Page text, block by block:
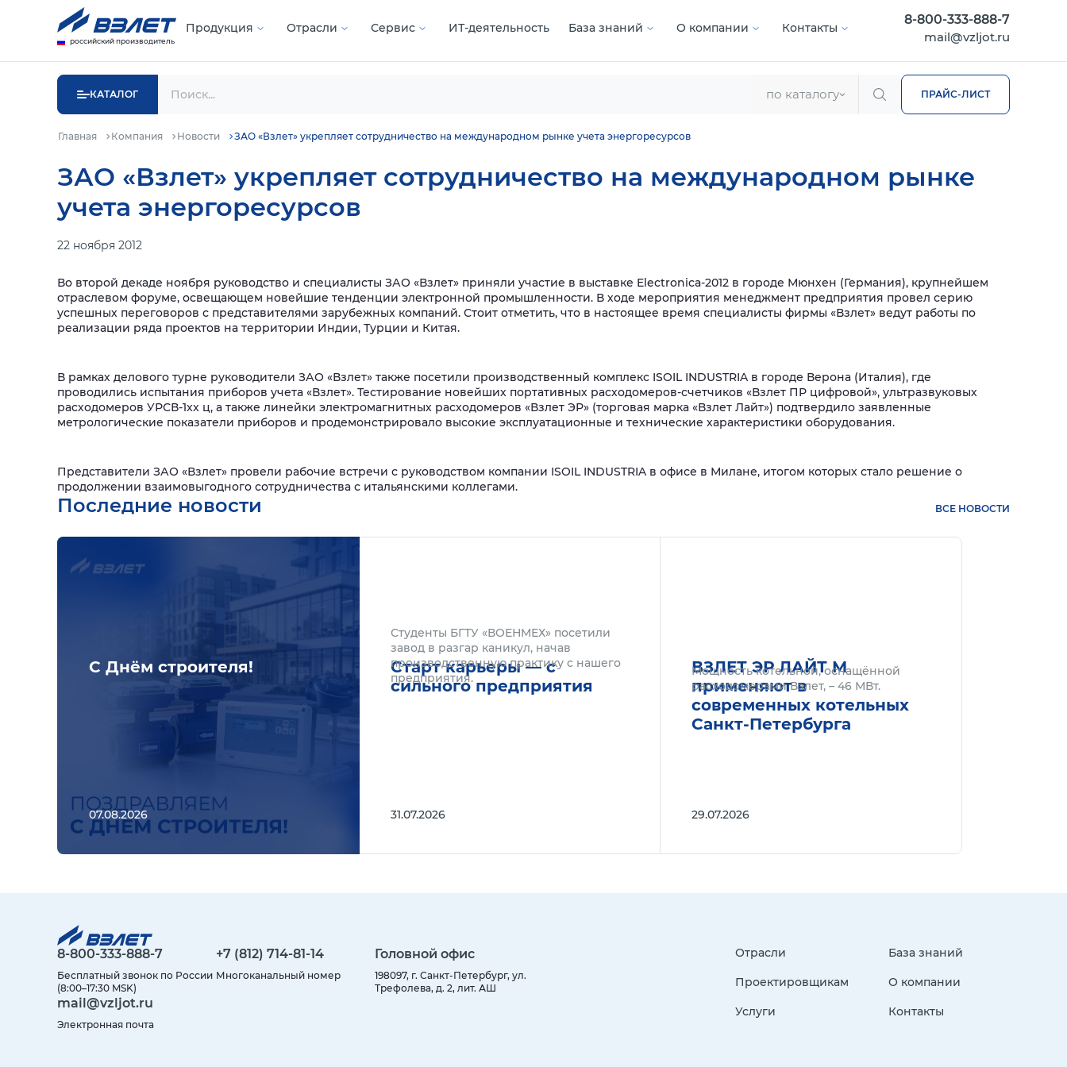
российский производитель
Продукция Отрасли Сервис ИТ-деятельность База знаний О компании Контакты
8-800-333-888-7
mail@vzljot.ru
КАТАЛОГ по каталогу ПРАЙС-ЛИСТ
Главная Компания Новости ЗАО «Взлет» укрепляет сотрудничество на международном рынке учета энергоресурсов
ЗАО «Взлет» укрепляет сотрудничество на международном рынке
учета энергоресурсов
22 ноября 2012
Во второй декаде ноября руководство и специалисты ЗАО «Взлет» приняли участие в выставке Electronica-2012 в городе Мюнхен (Германия), крупнейшем
отраслевом форуме, освещающем новейшие тенденции электронной промышленности. В ходе мероприятия менеджмент предприятия провел серию
успешных переговоров с представителями зарубежных компаний. Стоит отметить, что в настоящее время специалисты фирмы «Взлет» ведут работы по
реализации ряда проектов на территории Индии, Турции и Китая.
В рамках делового турне руководители ЗАО «Взлет» также посетили производственный комплекс ISOIL INDUSTRIA в городе Верона (Италия), где
проводились испытания приборов учета «Взлет». Тестирование новейших портативных расходомеров-счетчиков «Взлет ПР цифровой», ультразвуковых
расходомеров УРСВ-1xx ц, а также линейки электромагнитных расходомеров «Взлет ЭР» (торговая марка «Взлет Лайт») подтвердило заявленные
метрологические показатели приборов и продемонстрировало высокие эксплуатационные и технические характеристики оборудования.
Представители ЗАО «Взлет» провели рабочие встречи с руководством компании ISOIL INDUSTRIA в офисе в Милане, итогом которых стало решение о
продолжении взаимовыгодного сотрудничества с итальянскими коллегами.
Последние новости
С Днём строителя!
07.08.2026
Старт карьеры — с
сильного предприятия
Студенты БГТУ «ВОЕНМЕХ» посетили
завод в разгар каникул, начав
производственную практику с нашего
предприятия.
31.07.2026
ВЗЛЕТ ЭР ЛАЙТ М
применяют в
современных котельных
Санкт-Петербурга
Мощность котельной, оснащённой
расходомерами Взлет, – 46 МВт.
29.07.2026
Подробнее
ВСЕ НОВОСТИ
8-800-333-888-7
Бесплатный звонок по России
(8:00–17:30 MSK)
+7 (812) 714-81-14
Многоканальный номер
Головной офис
198097, г. Санкт-Петербург, ул.
Трефолева, д. 2, лит. АШ
mail@vzljot.ru
Электронная почта
Отрасли
Проектировщикам
Услуги
База знаний
О компании
Контакты